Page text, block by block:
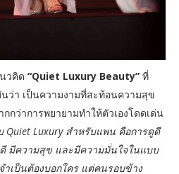
วคิด “Quiet Luxury Beauty”ที่
ว่า เป็นความงามที่สะท้อนความสุข
กว่าการพยายามทำให้ตัวเองโดดเด่น
Quiet Luxury สำหรับแพน คือการดูดี
มีความสุข และมีความมั่นใจในแบบ
ำเป็นต้องบอกใคร แต่คนรอบข้าง